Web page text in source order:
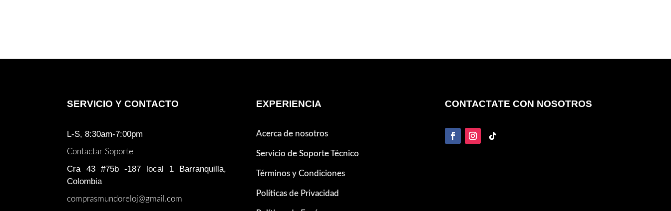
SERVICIO Y CONTACTO
L-S, 8:30am-7:00pm
Contactar Soporte
Cra 43 #75b -187 local 1 Barranquilla,
Colombia
comprasmundoreloj@gmail.com
EXPERIENCIA
Acerca de nosotros
Servicio de Soporte Técnico
Términos y Condiciones
Políticas de Privacidad
CONTACTATE CON NOSOTROS